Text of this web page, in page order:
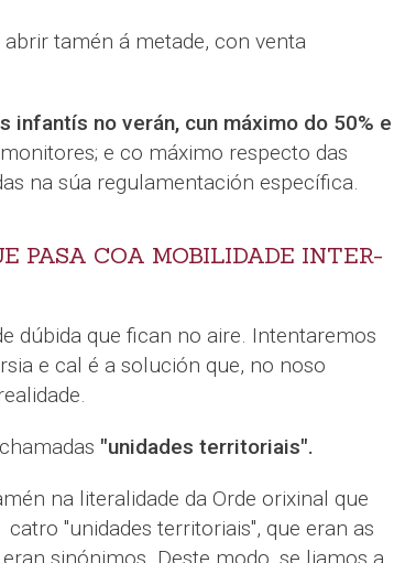
abrir tamén á metade, con venta
infantís no verán, cun máximo do 50% e
e co máximo respecto das
na súa regulamentación específica.
PASA COA MOBILIDADE INTER-
dúbida que fican no aire. Intentaremos
e cal é a solución que, no noso
"unidades territoriais".
na literalidade da Orde orixinal que
"unidades territoriais", que eran as
sinónimos. Deste modo, se liamos a